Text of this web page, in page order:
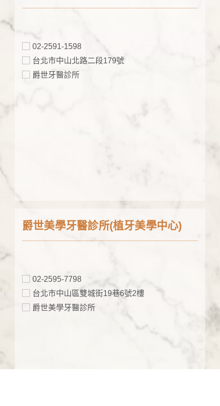
02-2591-1598
台北市中山北路二段179號
爵世牙醫診所
爵世美學牙醫診所(植牙美學中心)
02-2595-7798
台北市中山區雙城街19巷6號2樓
爵世美學牙醫診所